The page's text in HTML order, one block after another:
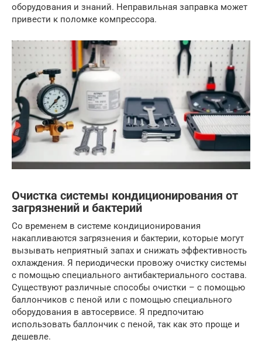
оборудования и знаний. Неправильная заправка может
привести к поломке компрессора.
Очистка системы кондиционирования от
загрязнений и бактерий
Со временем в системе кондиционирования
накапливаются загрязнения и бактерии, которые могут
вызывать неприятный запах и снижать эффективность
охлаждения. Я периодически провожу очистку системы
с помощью специального антибактериального состава.
Существуют различные способы очистки – с помощью
баллончиков с пеной или с помощью специального
оборудования в автосервисе. Я предпочитаю
использовать баллончик с пеной, так как это проще и
дешевле.